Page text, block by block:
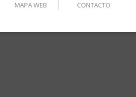
MAPA WEB CONTACTO